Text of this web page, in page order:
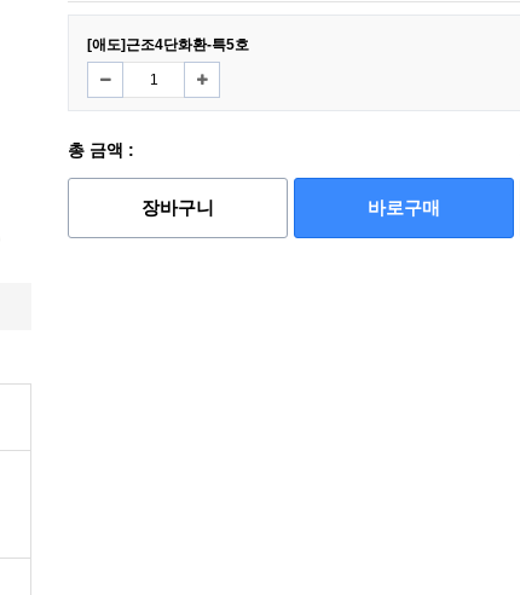
[애도]근조4단화환-특5호
총 금액 :
장바구니 바로구매